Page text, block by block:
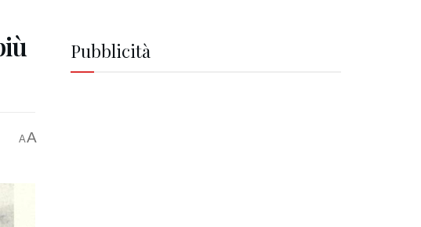
AA
Pubblicità